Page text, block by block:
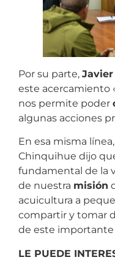
Por su parte, Javier
este acercamiento
nos permite poder
algunas acciones
En esa misma
Chinquihue dijo
fundamental de la
de nuestra misión
acuicultura a
compartir y tomar
de este importante
LE PUEDE